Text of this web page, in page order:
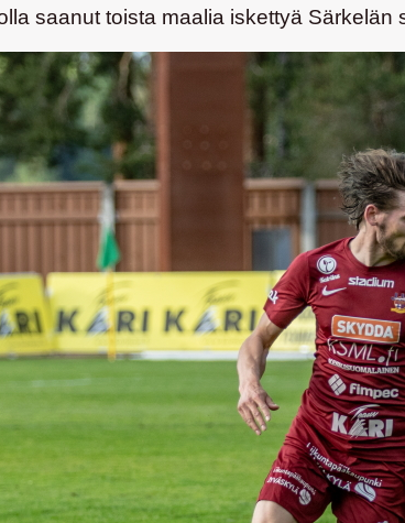
saanut toista maalia iskettyä